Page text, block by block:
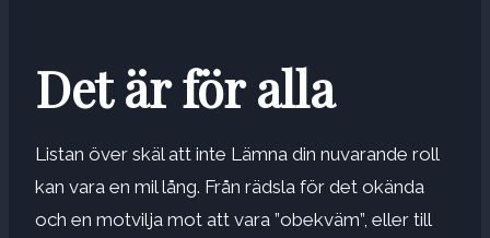
Det är för alla
Listan över skäl att inte Lämna din nuvarande roll
kan vara en mil lång. Från rädsla för det okända
och en motvilja mot att vara ”obekväm”, eller till